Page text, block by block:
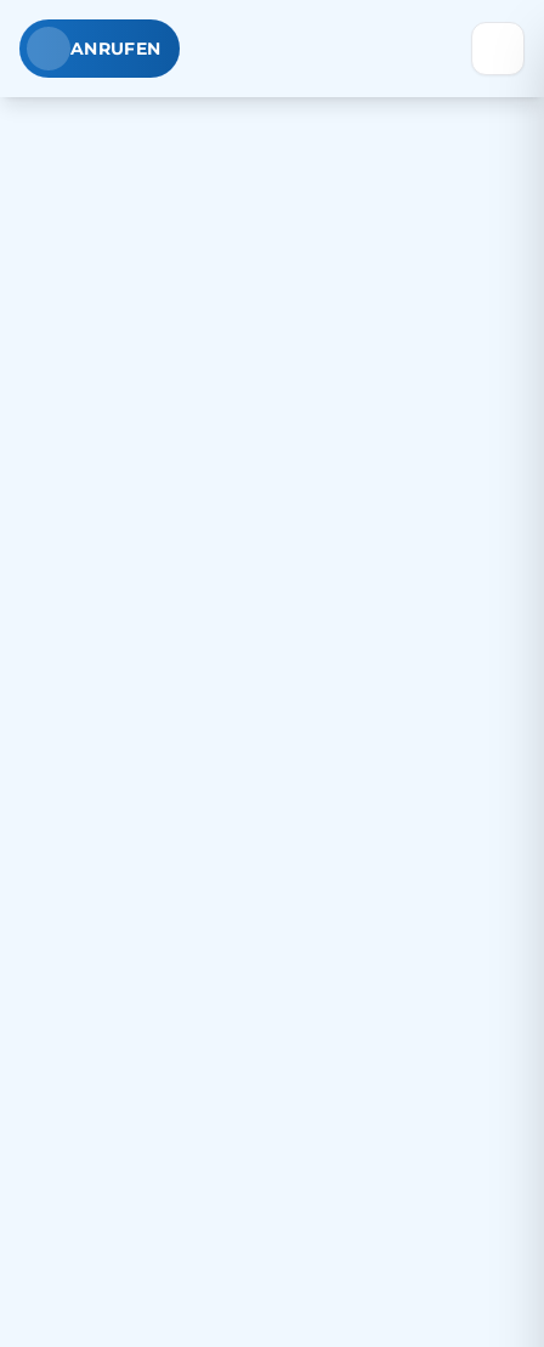
ANRUFEN